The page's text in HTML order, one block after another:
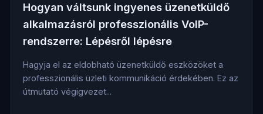
Hogyan váltsunk ingyenes üzenetküldő
alkalmazásról professzionális VoIP-
rendszerre: Lépésről lépésre
Hagyja el az eldobható üzenetküldő eszközöket a
professzionális üzleti kommunikáció érdekében. Ez az
útmutató végigvezet...